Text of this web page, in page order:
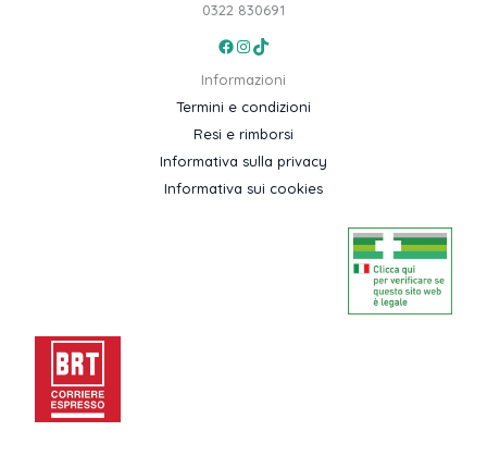
0322 830691
Facebook
Instagram
TikTok
Informazioni
Termini e condizioni
Resi e rimborsi
Informativa sulla privacy
Informativa sui cookies